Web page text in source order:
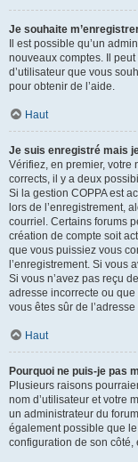
Je souhaite
Il est possible qu’un
nouveaux comptes. Il
d’utilisateur que vous
pour obtenir de l’aide.
Haut
Je suis enregistré mais
Vérifiez, en premier, votre
corrects, il y a deux
Si la gestion COPPA est
lors de l’enregistrement,
courriel. Certains forums
création de compte soit
que vous puissiez vous
l’enregistrement. Si vous
Si vous n’avez pas reçu
adresse incorrecte ou
vous êtes sûr de
Haut
Pourquoi ne puis-je pas
Plusieurs raisons
nom d’utilisateur et votre
un administrateur du
également possible que
configuration de son côté,